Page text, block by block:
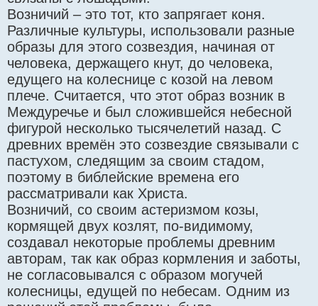
Возничий – это тот, кто запрягает коня.
Различные культуры, использовали разные
образы для этого созвездия, начиная от
человека, держащего кнут, до человека,
едущего на колеснице с козой на левом
плече. Считается, что этот образ возник в
Междуречье и был сложившейся небесной
фигурой несколько тысячелетий назад. С
древних времён это созвездие связывали с
пастухом, следящим за своим стадом,
поэтому в библейские времена его
рассматривали как Христа.
Возничий, со своим астеризмом козы,
кормящей двух козлят, по-видимому,
создавал некоторые проблемы древним
авторам, так как образ кормления и заботы,
не согласовывался с образом могучей
колесницы, едущей по небесам. Одним из